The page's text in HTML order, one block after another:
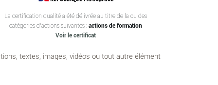
La certification qualité a été délivrée au titre de la ou des
catégories d’actions suivantes : actions de formation
Voir le certificat
textes, images, vidéos ou tout autre élément